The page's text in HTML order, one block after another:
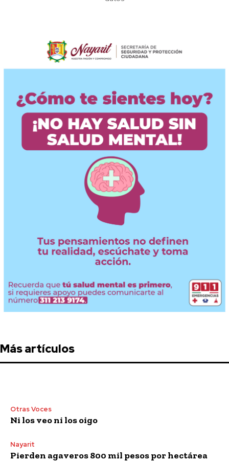
Más artículos
Otras Voces
Ni los veo ni los oigo
Nayarit
Pierden agaveros 800 mil pesos por hectárea